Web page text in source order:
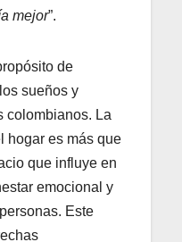
mejor”.
de
sueños y
colombianos. La
hogar es más que
que influye en
emocional y
Este